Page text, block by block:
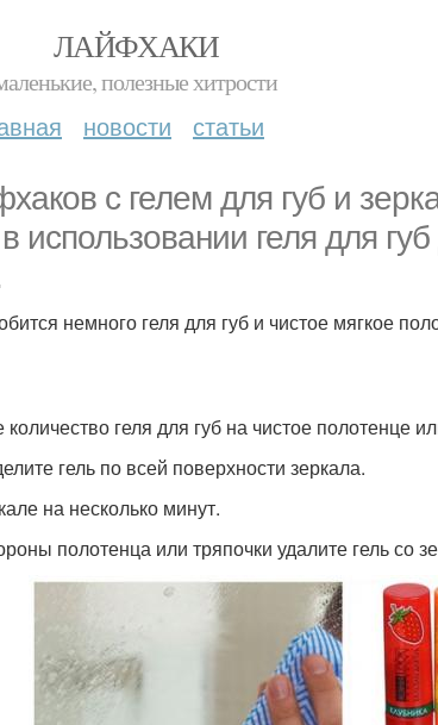
ЛАЙФХАКИ
полезные хитрости
новости статьи
с гелем для губ и
использовании геля для
немного геля для губ и чистое мягкое
геля для губ на чистое полотенце
гель по всей поверхности зеркала.
на несколько минут.
полотенца или тряпочки удалите гель со